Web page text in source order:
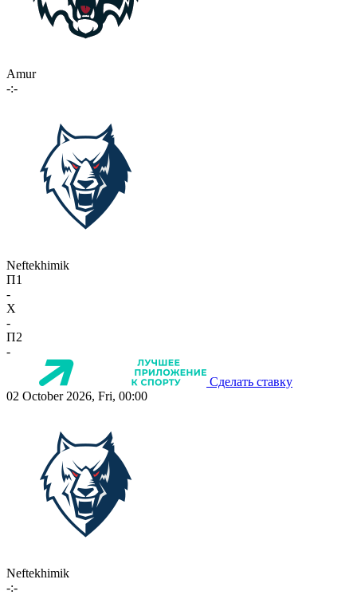
Amur
-:-
Neftekhimik
П1
-
X
-
П2
-
Сделать ставку
02 October 2026, Fri, 00:00
Neftekhimik
-:-